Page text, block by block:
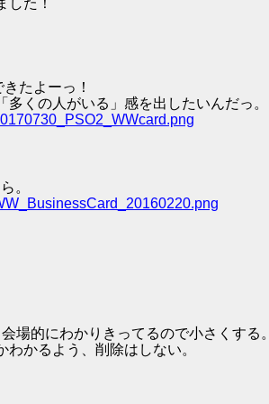
た！
たよーっ！
くの人がいる」感を出したいんだっ。
。
場的にわかりきってるので小さくする。
かるよう、削除はしない。